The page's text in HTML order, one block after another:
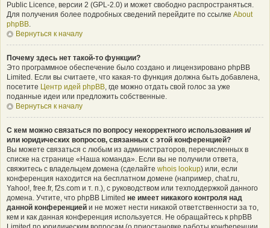
Public Licence, версии 2 (GPL-2.0) и может свободно распространяться.
Для получения более подробных сведений перейдите по ссылке About
phpBB.
Вернуться к началу
Почему здесь нет такой-то функции?
Это программное обеспечение было создано и лицензировано phpBB
Limited. Если вы считаете, что какая-то функция должна быть добавлена,
посетите Центр идей phpBB, где можно отдать свой голос за уже
поданные идеи или предложить собственные.
Вернуться к началу
С кем можно связаться по вопросу некорректного использования и/
или юридических вопросов, связанных с этой конференцией?
Вы можете связаться с любым из администраторов, перечисленных в
списке на странице «Наша команда». Если вы не получили ответа,
свяжитесь с владельцем домена (сделайте whois lookup) или, если
конференция находится на бесплатном домене (например, chat.ru,
Yahoo!, free.fr, f2s.com и т. п.), с руководством или техподдержкой данного
домена. Учтите, что phpBB Limited не имеет никакого контроля над
данной конференцией и не может нести никакой ответственности за то,
кем и как данная конференция используется. Не обращайтесь к phpBB